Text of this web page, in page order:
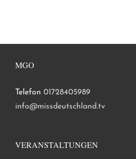
MGO
Telefon 01728405989
info@missdeutschland.tv
VERANSTALTUNGEN